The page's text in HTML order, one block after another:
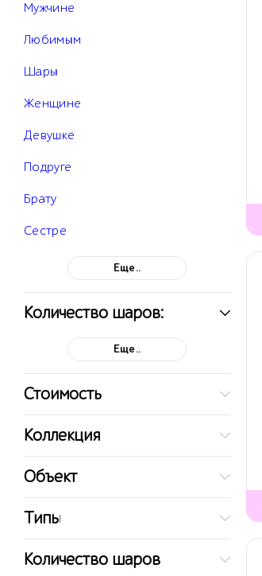
Мужчине
Любимым
Шары
Женщине
Девушке
Подруге
Брату
Сестре
Еще..
Количество шаров:
Еще..
Стоимость
Коллекция
Объект
Типы
Количество шаров